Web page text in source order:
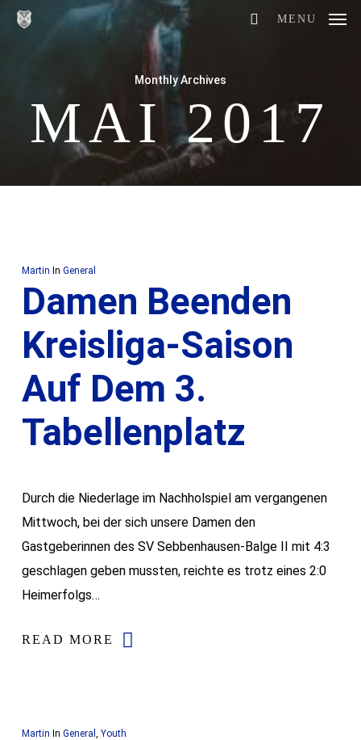
Skip
MENU
Monthly Archives
MAI 2017
Martin In General
Damen Beenden
Kreisliga-Saison
Auf Dem 3.
Tabellenplatz
Durch die Niederlage im Nachholspiel am vergangenen
Mittwoch, bei der sich unsere Damen den
Gastgeberinnen des SV Sebbenhausen-Balge II mit 4:3
geschlagen geben mussten, reichte es trotz eines 2:0
Heimerfolgs…
READ MORE
Martin In General Youth